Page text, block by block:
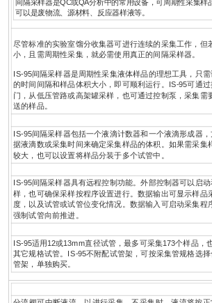
间隔采样器是QC或QA分析中的常用设备，可周期性采集样
可以是废物流、源材料、反应器样液等。
尽管标准的实验室馏分收集器可进行连续的采集工作，但
小，且需周期性采集，就必需使用真正的间隔采样器。
IS-95间隔采样器是周期性采集液体样品的理想工具，只
的时间间隔和样品体积大小，即可顺利运行。IS-95可通过
门，从低压管路或高架罐采样，也可通过控制泵，采集需
送的样品。
IS-95间隔采样器包括一个液滴计数器和一个液滴形成器
据液滴数或采集时间来确定采集样品的体积。如果需采集
较大，也可以设置将样品分装于多个试管中。
IS-95间隔采样器具有远程控制功能。外部控制器可以启
样，也可确保采样按程序设置进行。数据输出可显示样品
度，以及试管或试管位变化情况。数据输入可启动采集程
强制试管向前推进。
IS-95适用12或13mm直径试管，最多可采集173个样品，
其它规格试管。IS-95不附配试管架，可按采集管规格选
管架，单独购买。